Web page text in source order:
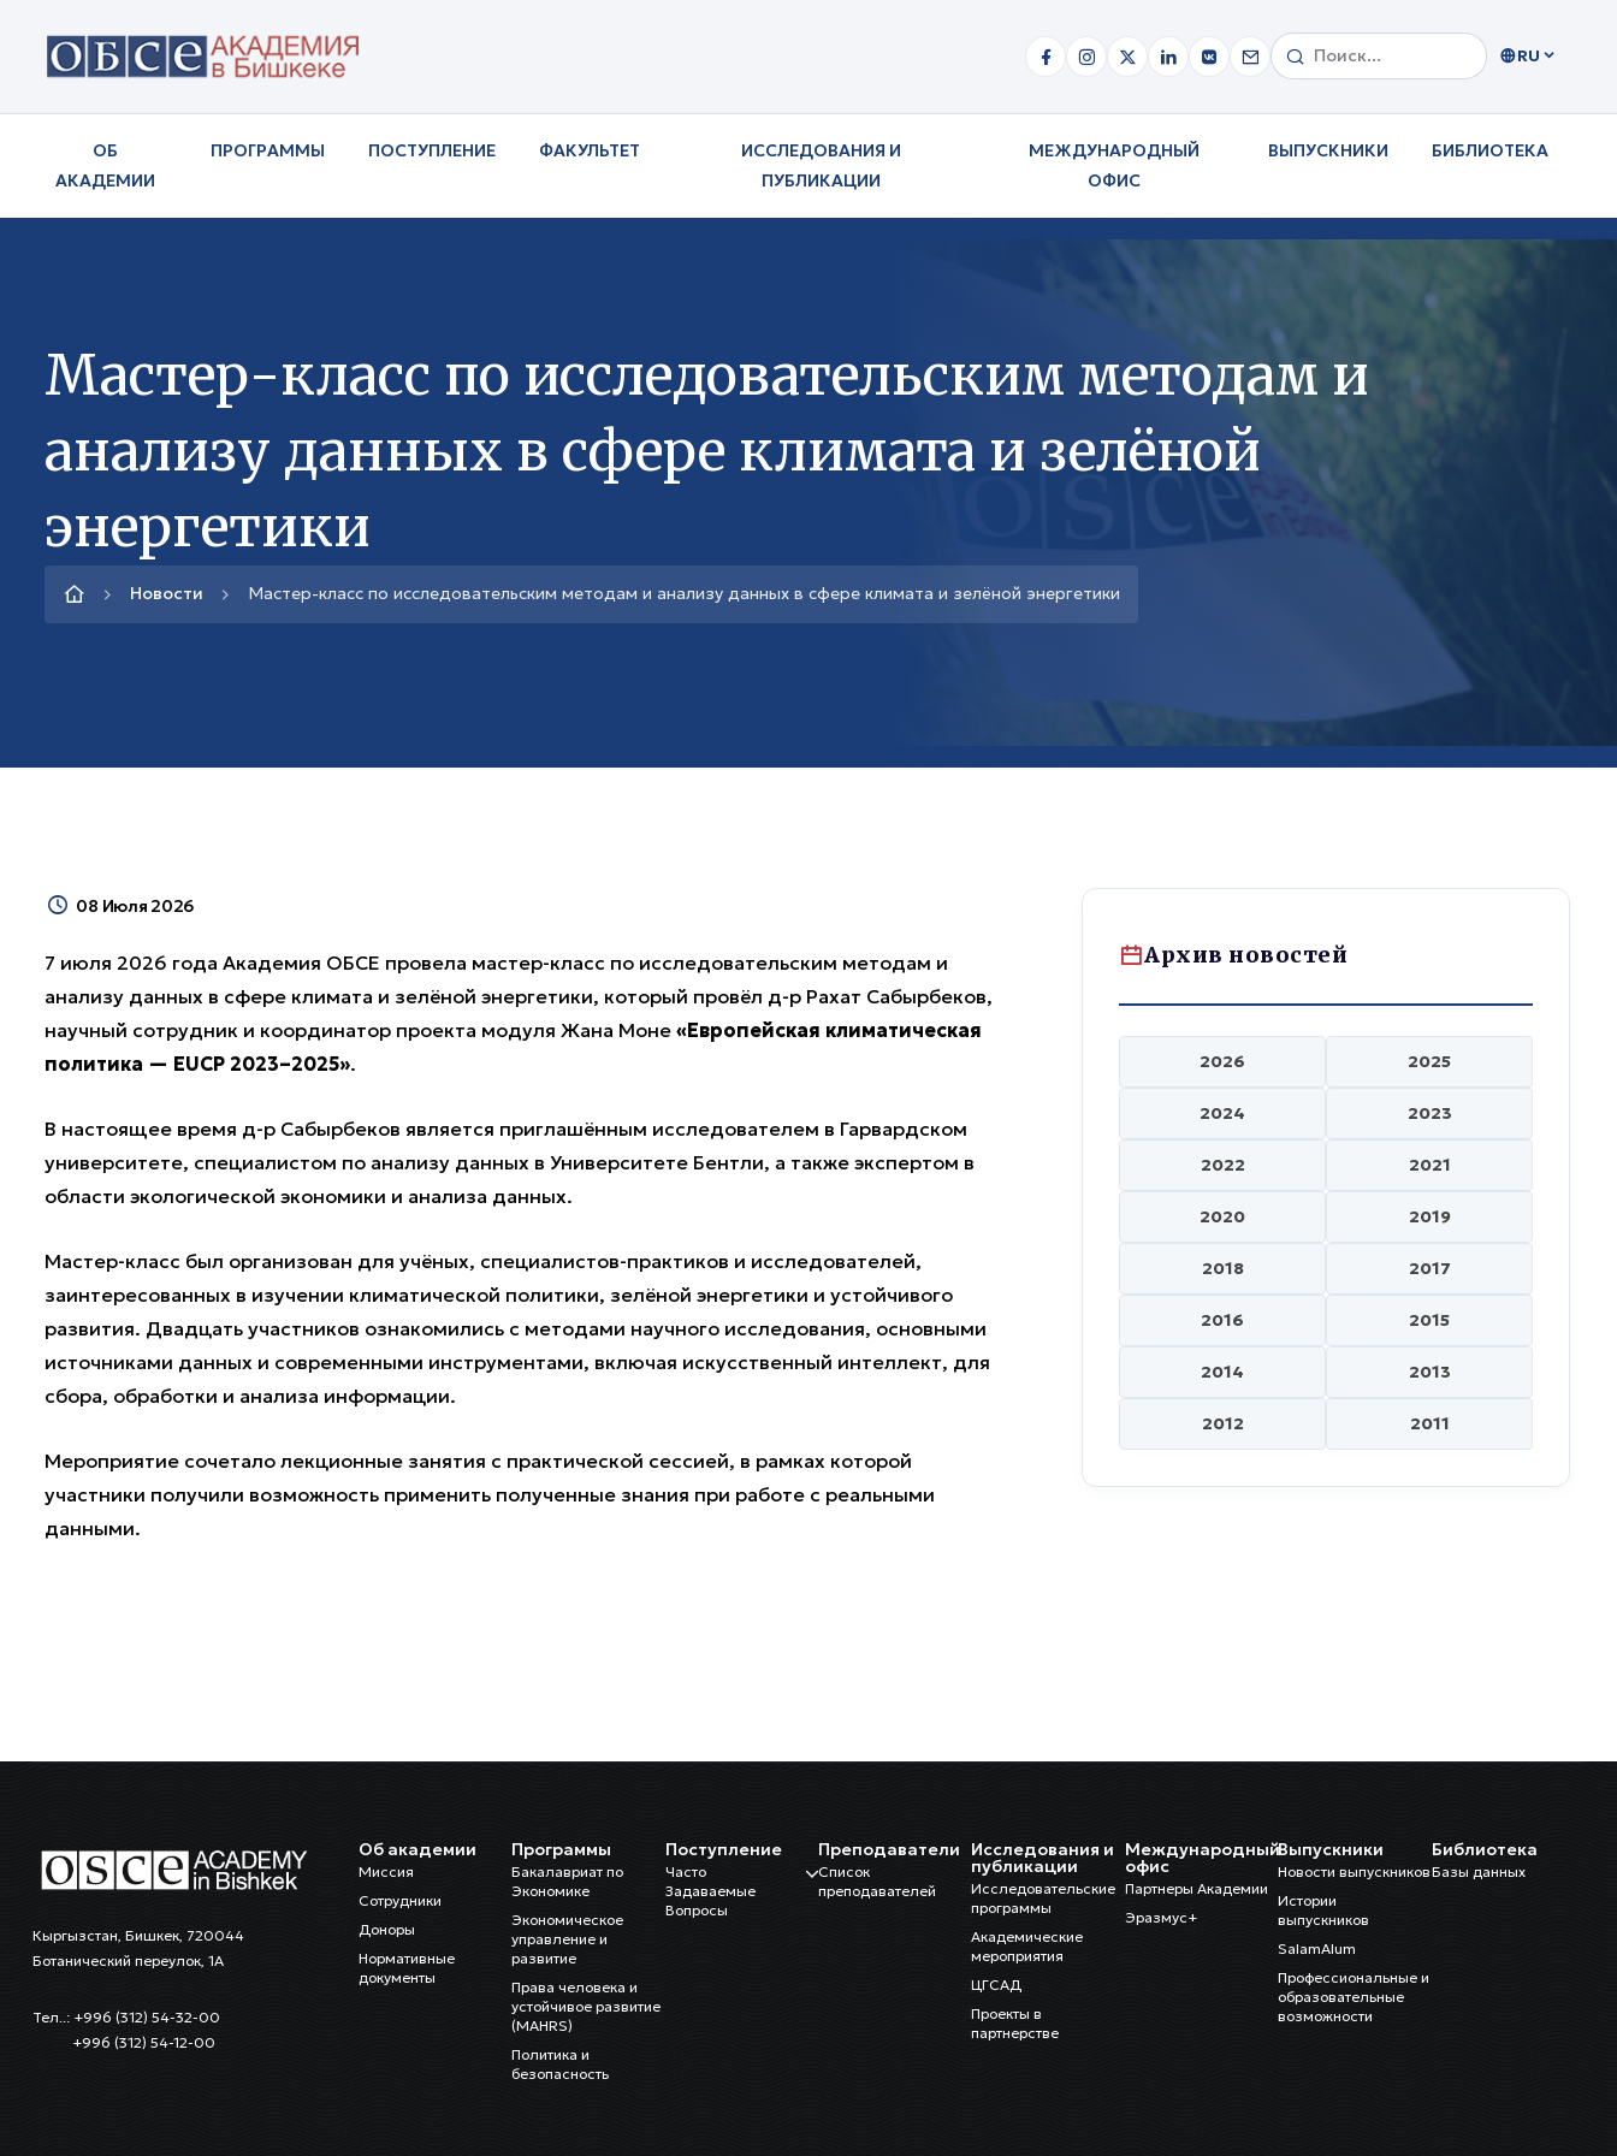
RU
ОБ
АКАДЕМИИ
ПРОГРАММЫ ПОСТУПЛЕНИЕ ФАКУЛЬТЕТ
ИССЛЕДОВАНИЯ И
ПУБЛИКАЦИИ
МЕЖДУНАРОДНЫЙ
ОФИС
ВЫПУСКНИКИ БИБЛИОТЕКА
Мастер-класс по исследовательским методам и
анализу данных в сфере климата и зелёной
энергетики
Новости Мастер-класс по исследовательским методам и анализу данных в сфере климата и зелёной энергетики
08 Июля 2026
7 июля 2026 года Академия ОБСЕ провела мастер-класс по исследовательским методам и
анализу данных в сфере климата и зелёной энергетики, который провёл д-р Рахат Сабырбеков,
научный сотрудник и координатор проекта модуля Жана Моне «Европейская климатическая
политика — EUCP 2023–2025».
В настоящее время д-р Сабырбеков является приглашённым исследователем в Гарвардском
университете, специалистом по анализу данных в Университете Бентли, а также экспертом в
области экологической экономики и анализа данных.
Мастер-класс был организован для учёных, специалистов-практиков и исследователей,
заинтересованных в изучении климатической политики, зелёной энергетики и устойчивого
развития. Двадцать участников ознакомились с методами научного исследования, основными
источниками данных и современными инструментами, включая искусственный интеллект, для
сбора, обработки и анализа информации.
Мероприятие сочетало лекционные занятия с практической сессией, в рамках которой
участники получили возможность применить полученные знания при работе с реальными
данными.
Архив новостей
2026 2025
2024 2023
2022 2021
2020 2019
2018 2017
2016 2015
2014 2013
2012 2011
Кыргызстан, Бишкек, 720044
Ботанический переулок, 1А
Тел..: +996 (312) 54-32-00
+996 (312) 54-12-00
Об академии
Миссия
Сотрудники
Доноры
Нормативные
документы
Программы
Бакалавриат по
Экономике
Экономическое
управление и
развитие
Права человека и
устойчивое развитие
(MAHRS)
Политика и
безопасность
Поступление
Часто
Задаваемые
Вопросы
Преподаватели
Список
преподавателей
Исследования и
публикации
Исследовательские
программы
Академические
мероприятия
ЦГСАД
Проекты в
партнерстве
Международный
офис
Партнеры Академии
Эразмус+
Выпускники
Новости выпускников
Истории
выпускников
SalamAlum
Профессиональные и
образовательные
возможности
Библиотека
Базы данных